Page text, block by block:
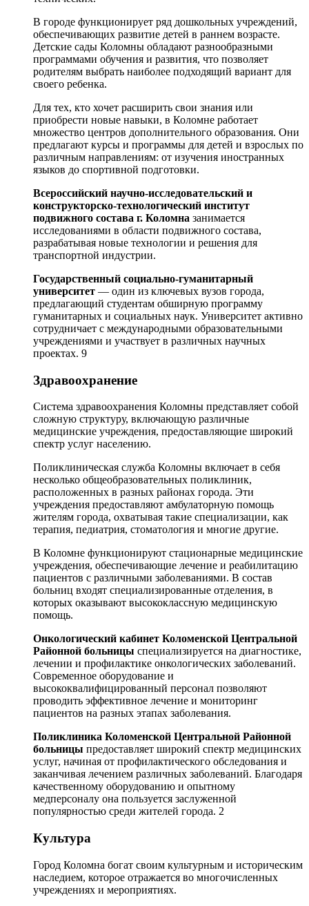
В городе функционирует ряд дошкольных учреждений,
обеспечивающих развитие детей в раннем возрасте.
Детские сады Коломны обладают разнообразными
программами обучения и развития, что позволяет
родителям выбрать наиболее подходящий вариант для
своего ребенка.
Для тех, кто хочет расширить свои знания или
приобрести новые навыки, в Коломне работает
множество центров дополнительного образования. Они
предлагают курсы и программы для детей и взрослых по
различным направлениям: от изучения иностранных
языков до спортивной подготовки.
Всероссийский научно-исследовательский и
конструкторско-технологический институт
подвижного состава г. Коломна занимается
исследованиями в области подвижного состава,
разрабатывая новые технологии и решения для
транспортной индустрии.
Государственный социально-гуманитарный
университет — один из ключевых вузов города,
предлагающий студентам обширную программу
гуманитарных и социальных наук. Университет активно
сотрудничает с международными образовательными
учреждениями и участвует в различных научных
проектах. 9
Здравоохранение
Система здравоохранения Коломны представляет собой
сложную структуру, включающую различные
медицинские учреждения, предоставляющие широкий
спектр услуг населению.
Поликлиническая служба Коломны включает в себя
несколько общеобразовательных поликлиник,
расположенных в разных районах города. Эти
учреждения предоставляют амбулаторную помощь
жителям города, охватывая такие специализации, как
терапия, педиатрия, стоматология и многие другие.
В Коломне функционируют стационарные медицинские
учреждения, обеспечивающие лечение и реабилитацию
пациентов с различными заболеваниями. В состав
больниц входят специализированные отделения, в
которых оказывают высококлассную медицинскую
помощь.
Онкологический кабинет Коломенской Центральной
Районной больницы специализируется на диагностике,
лечении и профилактике онкологических заболеваний.
Современное оборудование и
высококвалифицированный персонал позволяют
проводить эффективное лечение и мониторинг
пациентов на разных этапах заболевания.
Поликлиника Коломенской Центральной Районной
больницы предоставляет широкий спектр медицинских
услуг, начиная от профилактического обследования и
заканчивая лечением различных заболеваний. Благодаря
качественному оборудованию и опытному
медперсоналу она пользуется заслуженной
популярностью среди жителей города. 2
Культура
Город Коломна богат своим культурным и историческим
наследием, которое отражается во многочисленных
учреждениях и мероприятиях.